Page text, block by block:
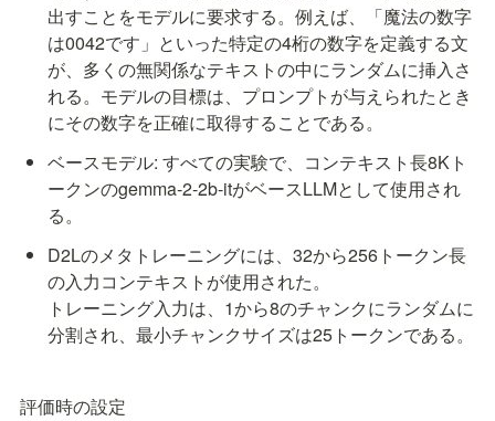
出すことをモデルに要求する。例えば、「魔法の数字
は0042です」といった特定の4桁の数字を定義する文
が、多くの無関係なテキストの中にランダムに挿入さ
れる。モデルの目標は、プロンプトが与えられたとき
にその数字を正確に取得することである。
ベースモデル: すべての実験で、コンテキスト長8Kト
ークンのgemma-2-2b-itがベースLLMとして使用され
る。
D2Lのメタトレーニングには、32から256トークン長
の入力コンテキストが使用された。
トレーニング入力は、1から8のチャンクにランダムに
分割され、最小チャンクサイズは25トークンである。
評価時の設定